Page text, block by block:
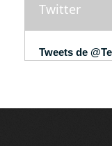
Twitter
Tweets de